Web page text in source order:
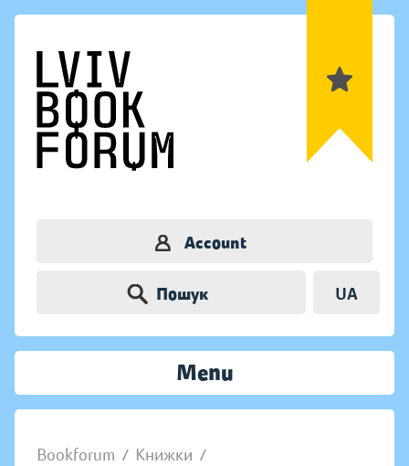
Account
Пошук UA
Menu
Bookforum / Книжки /